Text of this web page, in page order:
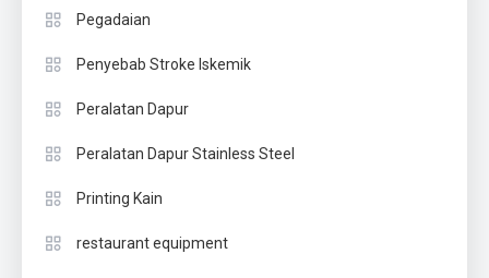
Pegadaian
Penyebab Stroke Iskemik
Peralatan Dapur
Peralatan Dapur Stainless Steel
Printing Kain
restaurant equipment